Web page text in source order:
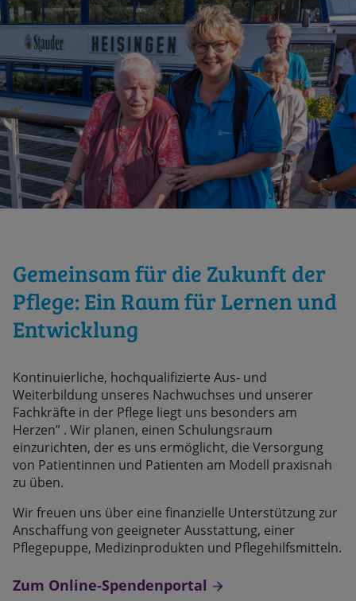
Gemeinsam für die Zukunft der
Pflege: Ein Raum für Lernen und
Entwicklung
Kontinuierliche, hochqualifizierte Aus- und
Weiterbildung unseres Nachwuchses und unserer
Fachkräfte in der Pflege liegt uns besonders am
Herzen” . Wir planen, einen Schulungsraum
einzurichten, der es uns ermöglicht, die Versorgung
von Patientinnen und Patienten am Modell praxisnah
zu üben.
Wir freuen uns über eine finanzielle Unterstützung zur
Anschaffung von geeigneter Ausstattung, einer
Pflegepuppe, Medizinprodukten und Pflegehilfsmitteln.
Zum Online-Spendenportal